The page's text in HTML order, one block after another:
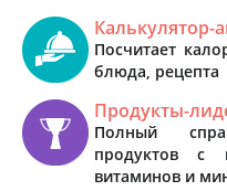
Калькулятор-
Посчитает
блюда, рецепта
Продукты-
Полный
продуктов с
витаминов и